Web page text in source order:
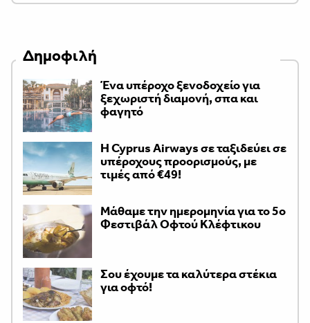
Δημοφιλή
Ένα υπέροχο ξενοδοχείο για
ξεχωριστή διαμονή, σπα και
φαγητό
H Cyprus Airways σε ταξιδεύει σε
υπέροχους προορισμούς, με
τιμές από €49!
Μάθαμε την ημερομηνία για το 5ο
Φεστιβάλ Οφτού Κλέφτικου
Σου έχουμε τα καλύτερα στέκια
για οφτό!